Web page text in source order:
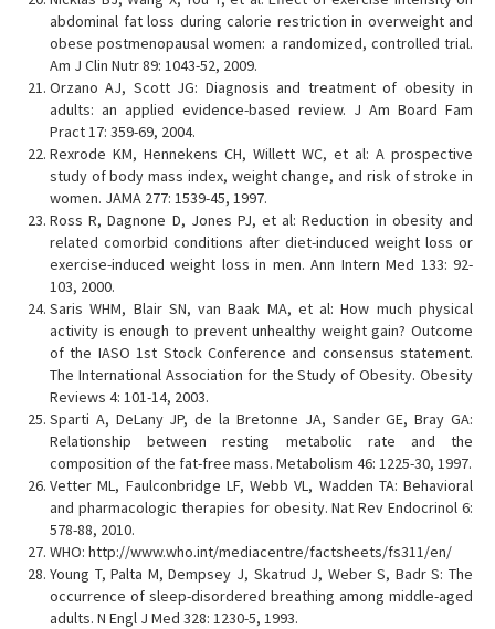
abdominal fat loss during calorie restriction in overweight and
obese postmenopausal women: a randomized, controlled trial.
Am J Clin Nutr 89: 1043-52, 2009.
Orzano AJ, Scott JG: Diagnosis and treatment of obesity in
adults: an applied evidence-based review. J Am Board Fam
Pract 17: 359-69, 2004.
Rexrode KM, Hennekens CH, Willett WC, et al: A prospective
study of body mass index, weight change, and risk of stroke in
women. JAMA 277: 1539-45, 1997.
Ross R, Dagnone D, Jones PJ, et al: Reduction in obesity and
related comorbid conditions after diet-induced weight loss or
exercise-induced weight loss in men. Ann Intern Med 133: 92-
103, 2000.
Saris WHM, Blair SN, van Baak MA, et al: How much physical
activity is enough to prevent unhealthy weight gain? Outcome
of the IASO 1st Stock Conference and consensus statement.
The International Association for the Study of Obesity. Obesity
Reviews 4: 101-14, 2003.
Sparti A, DeLany JP, de la Bretonne JA, Sander GE, Bray GA:
Relationship between resting metabolic rate and the
composition of the fat-free mass. Metabolism 46: 1225-30, 1997.
Vetter ML, Faulconbridge LF, Webb VL, Wadden TA: Behavioral
and pharmacologic therapies for obesity. Nat Rev Endocrinol 6:
578-88, 2010.
WHO: http://www.who.int/mediacentre/factsheets/fs311/en/
Young T, Palta M, Dempsey J, Skatrud J, Weber S, Badr S: The
occurrence of sleep-disordered breathing among middle-aged
adults. N Engl J Med 328: 1230-5, 1993.